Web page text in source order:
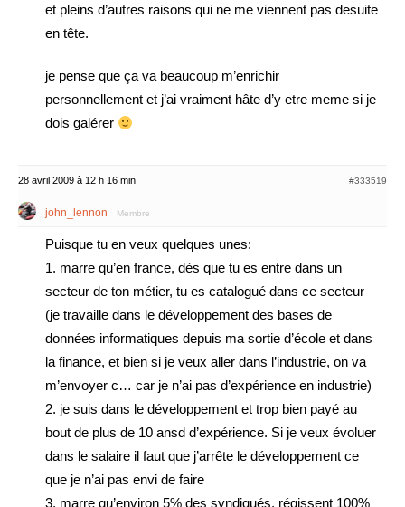
et pleins d’autres raisons qui ne me viennent pas desuite
en tête.
je pense que ça va beaucoup m’enrichir
personnellement et j’ai vraiment hâte d’y etre meme si je
dois galérer
28 avril 2009 à 12 h 16 min #333519
john_lennon Membre
Puisque tu en veux quelques unes:
1. marre qu’en france, dès que tu es entre dans un
secteur de ton métier, tu es catalogué dans ce secteur
(je travaille dans le développement des bases de
données informatiques depuis ma sortie d’école et dans
la finance, et bien si je veux aller dans l’industrie, on va
m’envoyer c… car je n’ai pas d’expérience en industrie)
2. je suis dans le développement et trop bien payé au
bout de plus de 10 ansd d’expérience. Si je veux évoluer
dans le salaire il faut que j’arrête le développement ce
que je n’ai pas envi de faire
3. marre qu’environ 5% des syndiqués, régissent 100%